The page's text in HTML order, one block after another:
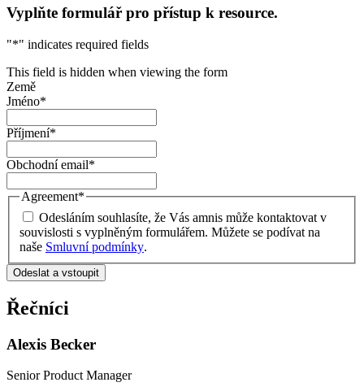
Vyplňte formulář pro přístup k resource.
"*" indicates required fields
This field is hidden when viewing the form
Země
Jméno*
Příjmení*
Obchodní email*
Agreement*
Odesláním souhlasíte, že Vás amnis může kontaktovat v
souvislosti s vyplněným formulářem. Můžete se podívat na
naše Smluvní podmínky.
Řečníci
Alexis Becker
Senior Product Manager